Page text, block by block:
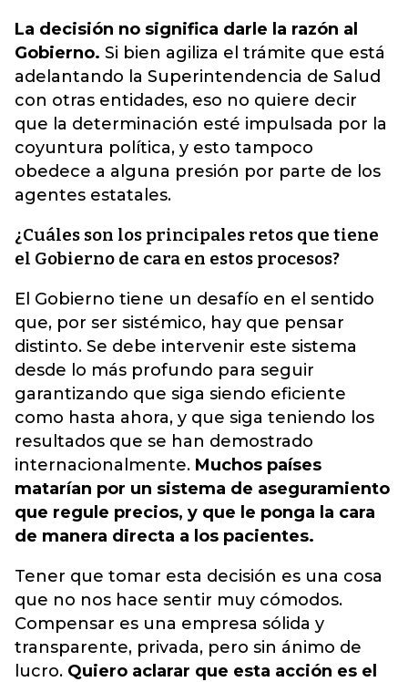
La decisión no significa darle la razón al
Gobierno. Si bien agiliza el trámite que está
adelantando la Superintendencia de Salud
con otras entidades, eso no quiere decir
que la determinación esté impulsada por la
coyuntura política, y esto tampoco
obedece a alguna presión por parte de los
agentes estatales.
¿Cuáles son los principales retos que tiene
el Gobierno de cara en estos procesos?
El Gobierno tiene un desafío en el sentido
que, por ser sistémico, hay que pensar
distinto. Se debe intervenir este sistema
desde lo más profundo para seguir
garantizando que siga siendo eficiente
como hasta ahora, y que siga teniendo los
resultados que se han demostrado
internacionalmente. Muchos países
matarían por un sistema de aseguramiento
que regule precios, y que le ponga la cara
de manera directa a los pacientes.
Tener que tomar esta decisión es una cosa
que no nos hace sentir muy cómodos.
Compensar es una empresa sólida y
transparente, privada, pero sin ánimo de
lucro. Quiero aclarar que esta acción es el